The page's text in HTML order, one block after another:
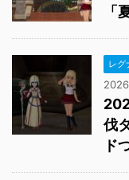
「
レグ
伐
ド